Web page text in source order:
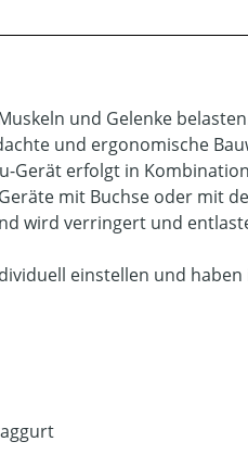
und Gelenke
und ergonomische
Gerät erfolgt in
mit Buchse oder mit
wird verringert und
einstellen und